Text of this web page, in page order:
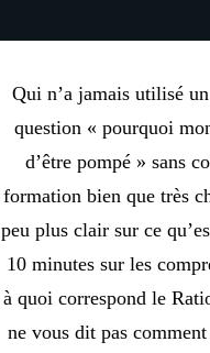
Qui n’a jamais utilisé
question « pourquoi
d’être pompé » sans
formation bien que très
peu plus clair sur ce
10 minutes sur les
à quoi correspond le
ne vous dit pas